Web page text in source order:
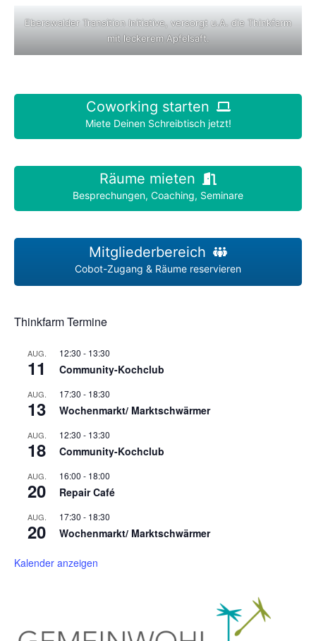
Eberswalder Transition Initiative, versorgt u.A. die Thinkfarm
mit leckerem Apfelsaft.
Coworking starten
Miete Deinen Schreibtisch jetzt!
Räume mieten
Besprechungen, Coaching, Seminare
Mitgliederbereich
Cobot-Zugang & Räume reservieren
Thinkfarm Termine
AUG.
11
12:30 - 13:30
Community-Kochclub
AUG.
13
17:30 - 18:30
Wochenmarkt/ Marktschwärmer
AUG.
18
12:30 - 13:30
Community-Kochclub
AUG.
20
16:00 - 18:00
Repair Café
AUG.
20
17:30 - 18:30
Wochenmarkt/ Marktschwärmer
Kalender anzeigen